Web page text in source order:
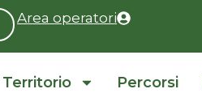
Area operatori
Territorio Percorsi